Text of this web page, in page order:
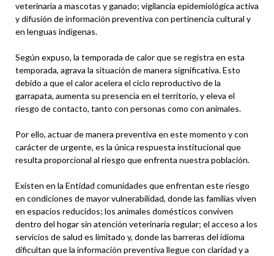
veterinaria a mascotas y ganado; vigilancia epidemiológica activa
y difusión de información preventiva con pertinencia cultural y
en lenguas indígenas.
Según expuso, la temporada de calor que se registra en esta
temporada, agrava la situación de manera significativa. Esto
debido a que el calor acelera el ciclo reproductivo de la
garrapata, aumenta su presencia en el territorio, y eleva el
riesgo de contacto, tanto con personas como con animales.
Por ello, actuar de manera preventiva en este momento y con
carácter de urgente, es la única respuesta institucional que
resulta proporcional al riesgo que enfrenta nuestra población.
Existen en la Entidad comunidades que enfrentan este riesgo
en condiciones de mayor vulnerabilidad, donde las familias viven
en espacios reducidos; los animales domésticos conviven
dentro del hogar sin atención veterinaria regular; el acceso a los
servicios de salud es limitado y, donde las barreras del idioma
dificultan que la información preventiva llegue con claridad y a